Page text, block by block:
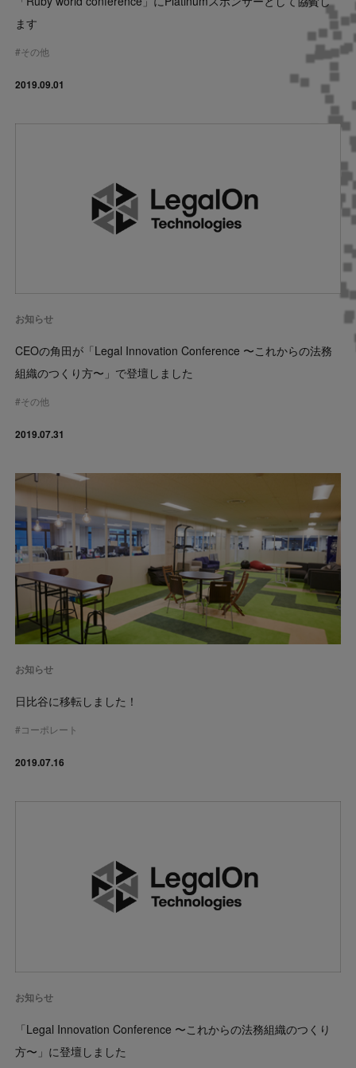
ます
#その他
2019.09.01
お知らせ
CEOの角田が「Legal Innovation Conference 〜これからの法務
組織のつくり方〜」で登壇しました
#その他
2019.07.31
お知らせ
日比谷に移転しました！
#コーポレート
2019.07.16
お知らせ
「Legal Innovation Conference 〜これからの法務組織のつくり
方〜」に登壇しました